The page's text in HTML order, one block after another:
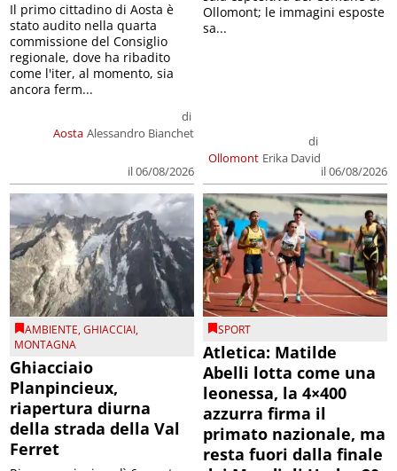
Aosta
di
Alessandro Bianchet
il 06/08/2026
Il primo cittadino di Aosta è
stato audito nella quarta
commissione del Consiglio
regionale, dove ha ribadito
come l'iter, al momento, sia
ancora ferm...
Ollomont
di
Erika David
il 06/08/2026
Ollomont; le immagini esposte
sa...
AMBIENTE,GHIACCIAI,
MONTAGNA
Ghiacciaio
Planpincieux,
riapertura diurna
della strada della Val
Ferret
SPORT
Atletica: Matilde
Abelli lotta come una
leonessa, la 4×400
azzurra firma il
primato nazionale, ma
resta fuori dalla finale